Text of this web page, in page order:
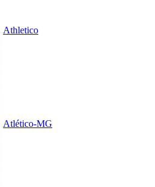
Athletico
Atlético-MG